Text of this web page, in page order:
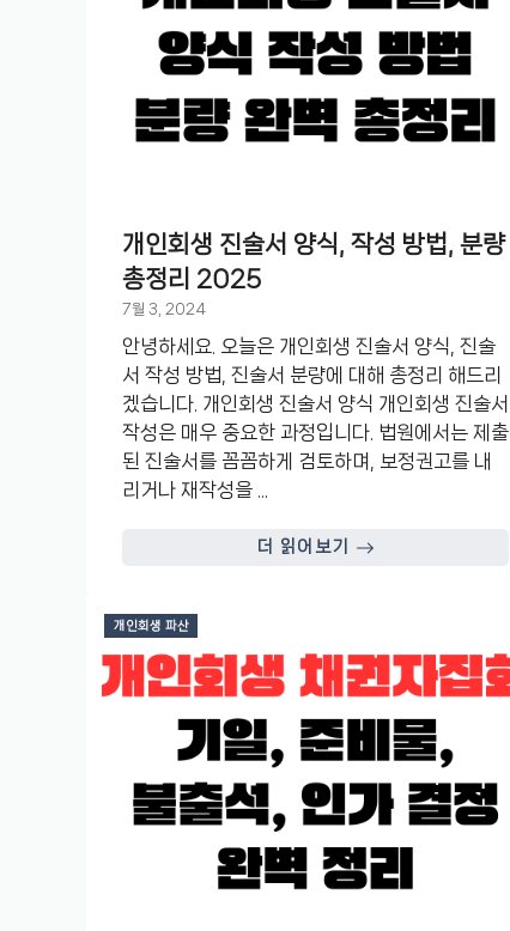
개인회생 진술서 양식, 작성 방법, 분량
총정리 2025
7월 3, 2024
안녕하세요. 오늘은 개인회생 진술서 양식, 진술
서 작성 방법, 진술서 분량에 대해 총정리 해드리
겠습니다. 개인회생 진술서 양식 개인회생 진술서
작성은 매우 중요한 과정입니다. 법원에서는 제출
된 진술서를 꼼꼼하게 검토하며, 보정권고를 내
리거나 재작성을 ...
더 읽어보기
개인회생 파산